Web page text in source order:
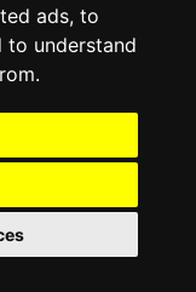
ads, to
to understand